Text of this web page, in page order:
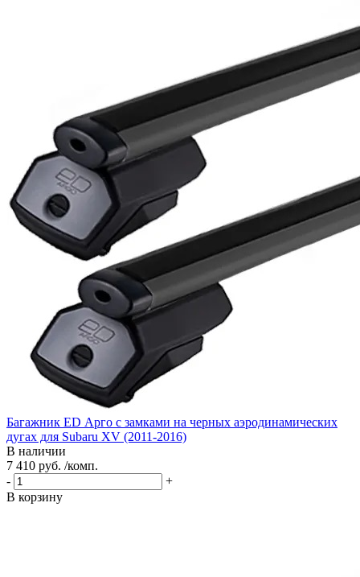
Багажник ED Арго с замками на черных аэродинамических
дугах для Subaru XV (2011-2016)
В наличии
7 410 руб. /комп.
-
+
В корзину